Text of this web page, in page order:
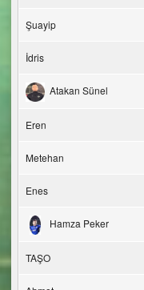
Şuayip
İdris
Atakan Sünel
Eren
Metehan
Enes
Hamza Peker
TAŞO